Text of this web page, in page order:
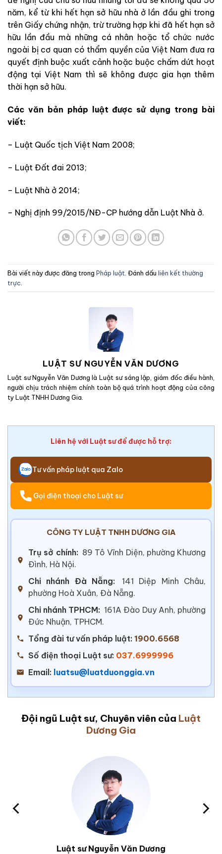
năm, kể từ khi hết hạn sở hữu nhà ở lần đầu ghi trong
trên Giấy chứng nhận, trừ trường hợp khi đã hết hạn sở
hữu lần đầu mà những cá nhân hoặc tổ chức nước
ngoài bị cơ quan có thẩm quyền của Việt Nam đưa ra
quyết định buộc xuất cảnh hoặc buộc chấm dứt hoạt
động tại Việt Nam thì sẽ không được gia hạn thêm
thời hạn sở hữu.
Các văn bản pháp luật được sử dụng trong bài
viết:
– Luật Quốc tịch Việt Nam 2008;
– Luật Đất đai 2013;
– Luật Nhà ở 2014;
– Nghị định 99/2015/NĐ-CP hướng dẫn Luật Nhà ở.
Bài viết này được đăng trong Pháp luật . Đánh dấu liên kết thường
trực
LUẬT SƯ NGUYỄN VĂN DƯƠNG
Luật sư Nguyễn Văn Dương là Luật sư sáng lập, giám đốc điều hành,
người chịu trách nhiệm chính toàn bộ quá trình hoạt động của công
ty Luật TNHH Dương Gia.
Liên hệ với Luật sư để được hỗ trợ:
Tư vấn pháp luật qua Zalo
Gọi điện thoại cho Luật sư
CÔNG TY LUẬT TNHH DƯƠNG GIA
Trụ sở chính: 89 Tô Vĩnh Diện, phường Khương
Đình, Hà Nội.
Chi nhánh Đà Nẵng:
141 Diệp Minh Châu,
phường Hoà Xuân, Đà Nẵng.
Chi nhánh TPHCM: 161A Đào Duy Anh, phường
Đức Nhuận, TPHCM.
Tổng đài tư vấn pháp luật: 1900.6568
Số điện thoại Luật sư: 037.6999996
Email: luatsu@luatduonggia.vn
Đội ngũ Luật sư, Chuyên viên của Luật
Dương Gia
Luật sư Nguyễn Văn Dương